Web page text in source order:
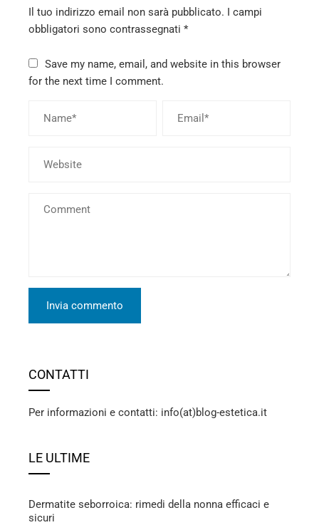
Il tuo indirizzo email non sarà pubblicato. I campi
obbligatori sono contrassegnati *
Save my name, email, and website in this browser
for the next time I comment.
CONTATTI
Per informazioni e contatti: info(at)blog-estetica.it
LE ULTIME
Dermatite seborroica: rimedi della nonna efficaci e
sicuri